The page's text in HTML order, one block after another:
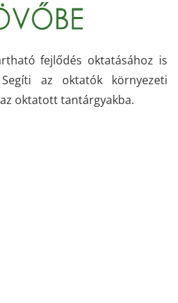
fejlődés oktatásához is
az oktatók környezeti
oktatott tantárgyakba.